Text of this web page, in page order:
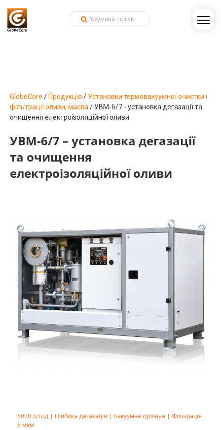
GlobeCore / Продукція / Установки термовакуумної очистки і
фільтрації оливи, масла/ УВМ-6/7 - установка дегазації та
очищення електроізоляційної оливи
УВМ-6/7 – установка дегазації
та очищення
електроізоляційної оливи
6000 л/год Глибока дегазація Вакуумне сушіння
Фільтрація
5 мкм